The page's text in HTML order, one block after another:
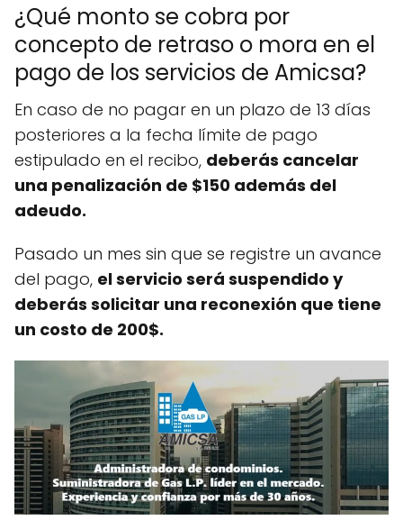
¿Qué monto se cobra por
concepto de retraso o mora en el
pago de los servicios de Amicsa?
En caso de no pagar en un plazo de 13 días
posteriores a la fecha límite de pago
estipulado en el recibo, deberás cancelar
una penalización de $150 además del
adeudo.
Pasado un mes sin que se registre un avance
del pago, el servicio será suspendido y
deberás solicitar una reconexión que tiene
un costo de 200$.